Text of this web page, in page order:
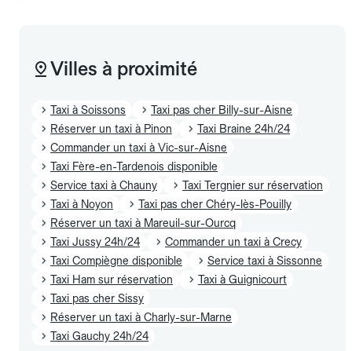
Villes à proximité
Taxi à Soissons
Taxi pas cher Billy-sur-Aisne
Réserver un taxi à Pinon
Taxi Braine 24h/24
Commander un taxi à Vic-sur-Aisne
Taxi Fère-en-Tardenois disponible
Service taxi à Chauny
Taxi Tergnier sur réservation
Taxi à Noyon
Taxi pas cher Chéry-lès-Pouilly
Réserver un taxi à Mareuil-sur-Ourcq
Taxi Jussy 24h/24
Commander un taxi à Crecy
Taxi Compiègne disponible
Service taxi à Sissonne
Taxi Ham sur réservation
Taxi à Guignicourt
Taxi pas cher Sissy
Réserver un taxi à Charly-sur-Marne
Taxi Gauchy 24h/24